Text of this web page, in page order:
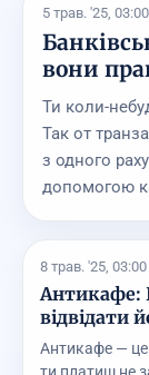
5 трав. '25, 03:00
вони
Ти коли-
Так от
з одного
допомогою
8 трав. '25, 03:00
Антикафе:
відвідати
Антикафе —